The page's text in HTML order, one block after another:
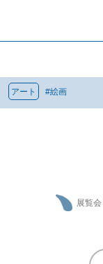
アート #絵画
展覧会